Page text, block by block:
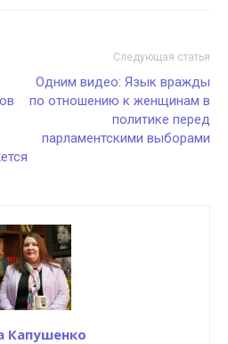
Следующая статья
Одним видео: Язык вражды
по отношению к женщинам в
политике перед
парламентскими выборами
Капушенко